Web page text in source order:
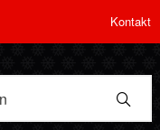
Kontakt